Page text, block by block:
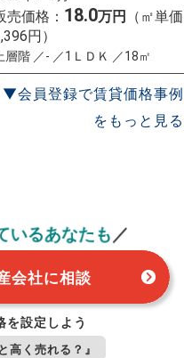
売価格： 18.0万円
（㎡単価
円）
上層階 ／- ／1ＬＤＫ ／18㎡
▼会員登録で賃貸価格事例
をもっと見る
いるあなたも／
会社に相談
を設定しよう
高く売れる？』